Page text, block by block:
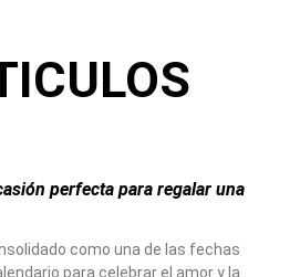
perfecta para regalar una
como una de las fechas
para celebrar el amor y la